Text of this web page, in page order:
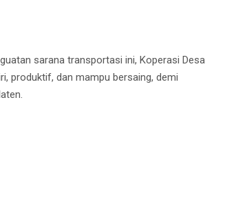
sarana transportasi ini, Koperasi Desa
produktif, dan mampu bersaing, demi